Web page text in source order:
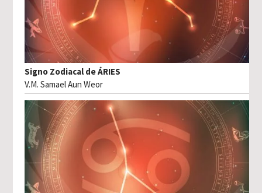
Signo Zodiacal de ÁRIES
V.M. Samael Aun Weor